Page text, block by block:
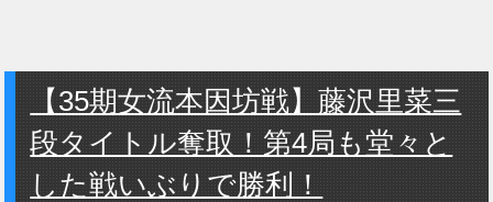
【35期女流本因坊戦】藤沢里菜三
段タイトル奪取！第4局も堂々と
した戦いぶりで勝利！